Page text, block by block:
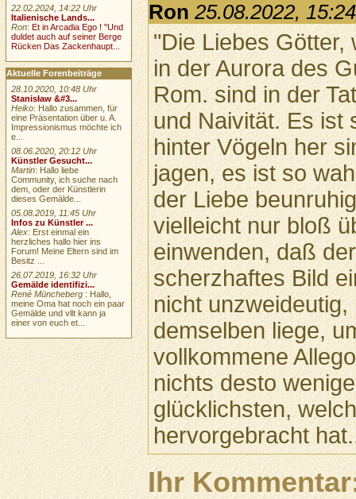
Ron 25.08.2022,
"Die Liebes Götter,
in der Aurora des
Rom. sind in der
und Naivität. Es ist
hinter Vögeln her
jagen, es ist so
der Liebe
vielleicht nur bloß
einwenden, daß
scherzhaftes Bild
nicht
demselben liege,
vollkommene
nichts desto
glücklichsten,
hervorgebracht
Ihr
22.02.2024, 14:22 Uhr
Italienische Lands...
Ron:Et in Arcadia Ego ! "Und
duldet auch auf seiner Berge
Rücken Das Zackenhaupt...
Aktuelle Forenbeiträge
28.10.2020, 10:48 Uhr
Stanisław &#3...
Heiko: Hallo zusammen, für
eine Präsentation über u. A.
Impressionismus möchte ich
e...
08.06.2020, 20:12 Uhr
Künstler Gesucht...
Martin: Hallo liebe
Community, ich suche nach
dem, oder der Künstlerin
dieses Gemälde...
05.08.2019, 11:45 Uhr
Infos zu Künstler ...
Alex: Erst einmal ein
herzliches hallo hier ins
Forum! Meine Eltern sind im
Besitz ...
26.07.2019, 16:32 Uhr
Gemälde identifizi...
René Müncheberg : Hallo,
meine Oma hat noch ein paar
Gemälde und vllt kann ja
einer von euch et...